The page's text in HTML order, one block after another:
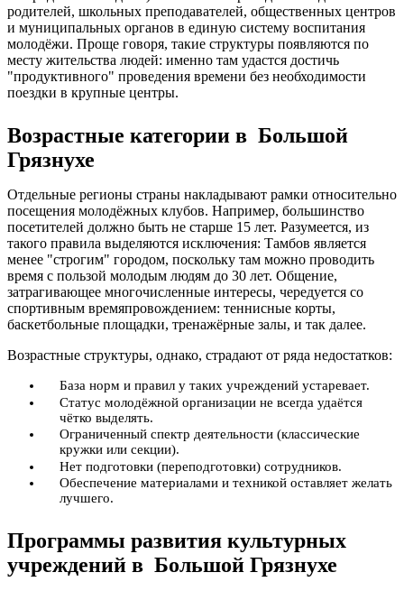
родителей, школьных преподавателей, общественных центров
и муниципальных органов в единую систему воспитания
молодёжи. Проще говоря, такие структуры появляются по
месту жительства людей: именно там удастся достичь
"продуктивного" проведения времени без необходимости
поездки в крупные центры.
Возрастные категории в Большой
Грязнухе
Отдельные регионы страны накладывают рамки относительно
посещения молодёжных клубов. Например, большинство
посетителей должно быть не старше 15 лет. Разумеется, из
такого правила выделяются исключения: Тамбов является
менее "строгим" городом, поскольку там можно проводить
время с пользой молодым людям до 30 лет. Общение,
затрагивающее многочисленные интересы, чередуется со
спортивным времяпровождением: теннисные корты,
баскетбольные площадки, тренажёрные залы, и так далее.
Возрастные структуры, однако, страдают от ряда недостатков:
База норм и правил у таких учреждений устаревает.
Статус молодёжной организации не всегда удаётся
чётко выделять.
Ограниченный спектр деятельности (классические
кружки или секции).
Нет подготовки (переподготовки) сотрудников.
Обеспечение материалами и техникой оставляет желать
лучшего.
Программы развития культурных
учреждений в Большой Грязнухе